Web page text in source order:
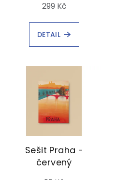
299 Kč
DETAIL
Sešit Praha -
červený